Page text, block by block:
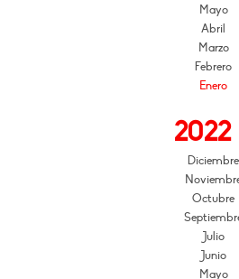
Mayo
Abril
Marzo
Febrero
Enero
2022
Diciembre
Octubre
Julio
Junio
Mayo